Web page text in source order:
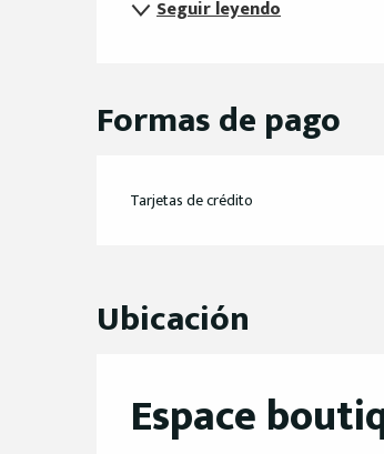
Seguir leyendo
Formas de pago
Tarjetas de crédito
Ubicación
Espace